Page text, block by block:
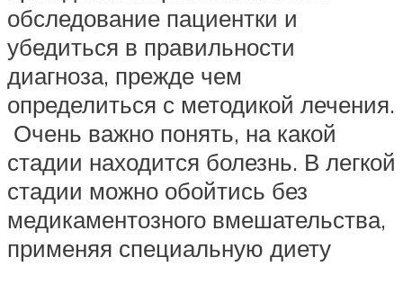
обследование пациентки и
убедиться в правильности
диагноза, прежде чем
определиться с методикой лечения.
Очень важно понять, на какой
стадии находится болезнь. В легкой
стадии можно обойтись без
медикаментозного вмешательства,
применяя специальную диету